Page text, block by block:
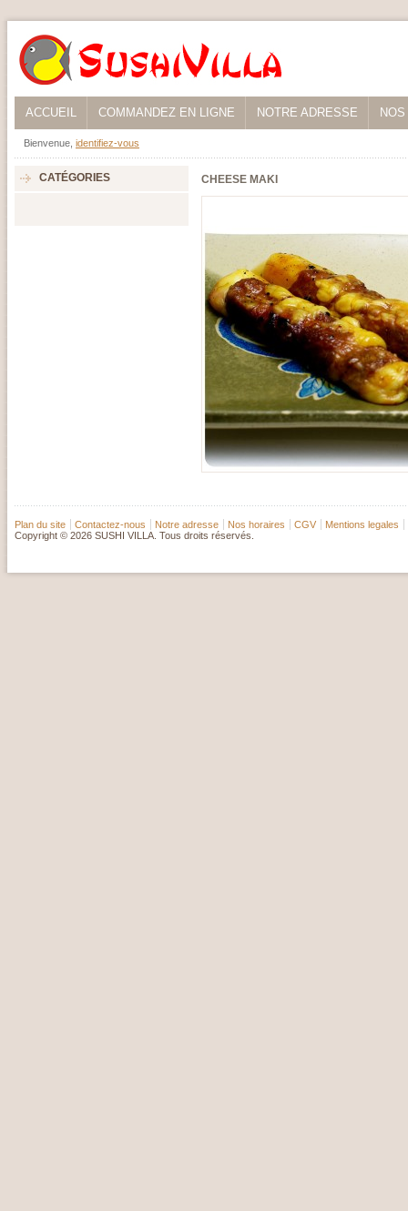
ACCUEIL COMMANDEZ EN LIGNE NOTRE ADRESSE
Bienvenue, identifiez-vous
CATÉGORIES CHEESE MAKI
Plan du site Contactez-nous Notre adresse Nos horaires CGV
Mentions legales
Copyright © 2026 SUSHI VILLA. Tous droits réservés.